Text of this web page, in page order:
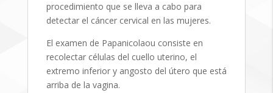
procedimiento que se lleva a cabo para
detectar el cáncer cervical en las mujeres.
El examen de Papanicolaou consiste en
recolectar células del cuello uterino, el
extremo inferior y angosto del útero que está
arriba de la vagina.